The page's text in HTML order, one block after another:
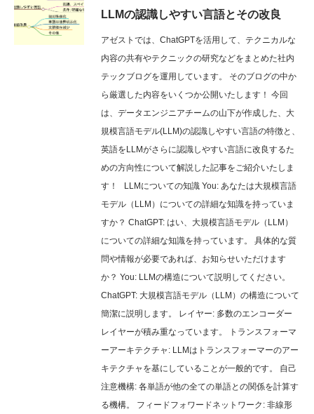
LLMの認識しやすい言語とその改良
アゼストでは、ChatGPTを活用して、テクニカルな
内容の共有やテクニックの研究などをまとめた社内
テックブログを運用しています。 そのブログの中か
ら厳選した内容をいくつか公開いたします！ 今回
は、データエンジニアチームの山下が作成した、大
規模言語モデル(LLM)の認識しやすい言語の特徴と、
英語をLLMがさらに認識しやすい言語に改良するた
めの方向性について解説した記事をご紹介いたしま
す！ LLMについての知識 You: あなたは大規模言語
モデル（LLM）についての詳細な知識を持っていま
すか？ ChatGPT: はい、大規模言語モデル（LLM）
についての詳細な知識を持っています。 具体的な質
問や情報が必要であれば、お知らせいただけます
か？ You: LLMの構造について説明してください。
ChatGPT: 大規模言語モデル（LLM）の構造について
簡潔に説明します。 レイヤー: 多数のエンコーダー
レイヤーが積み重なっています。 トランスフォーマ
ーアーキテクチャ: LLMはトランスフォーマーのアー
キテクチャを基にしていることが一般的です。 自己
注意機構: 各単語が他の全ての単語との関係を計算す
る機構。 フィードフォワードネットワーク: 非線形